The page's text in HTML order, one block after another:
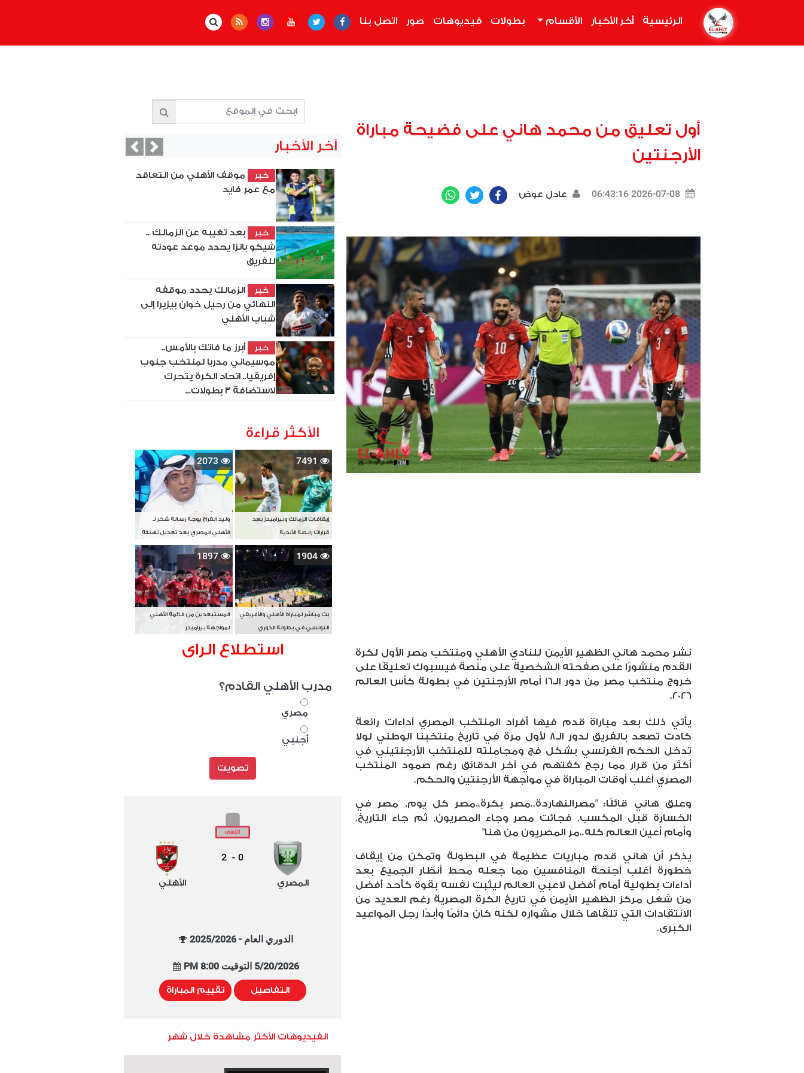
الرئيسية أخر الأخبار الأقسام بطولات فيديوهات صور اتصل بنا
أول تعليق من محمد هاني على فضيحة مباراة
الأرجنتين
2026-07-08 06:43:16 عادل عوض Facebook
Twitter
نشر محمد هاني الظهير الأيمن للنادي الأهلي ومنتخب مصر الأول لكرة
القدم منشورًا على صفحته الشخصية على منصة فيسبوك تعليقًا على
خروج منتخب مصر من دور الـ16 أمام الأرجنتين في بطولة كأس العالم
2026.
يأتي ذلك بعد مباراة قدم فيها أفراد المنتخب المصري آداءات رائعة
كادت تصعد بالفريق لدور الـ8 لأول مرة في تاريخ منتخبنا الوطني لولا
تدخل الحكم الفرنسي بشكل فج ومجاملته للمنتخب الأرجنتيني في
أكثر من قرار مما رجح كفتهم في آخر الدقائق رغم صمود المنتخب
المصري أغلب أوقات المباراة في مواجهة الأرجنتين والحكم.
وعلق هاني قائلًا: "مصرالنهاردة..مصر بكرة..مصر كل يوم, مصر في
الخسارة قبل المكسب, فجائت مصر وجاء المصريون, ثم جاء التاريخ,
وأمام أعين العالم كله..مر المصريون من هنا"
يذكر أن هاني قدم مباريات عظيمة في البطولة وتمكن من إيقاف
خطورة أغلب أجنحة المنافسين مما جعله محط أنظار الجميع بعد
آداءات بطولية أمام أفضل لاعبي العالم ليثبت نفسه بقوة كأحد أفضل
من شغل مركز الظهير الأيمن في تاريخ الكرة المصرية رغم العديد من
الانتقادات التي تلقاها خلال مشواره لكنه كان دائمًا وأبدًا رجل المواعيد
الكبرى.
آخر الأخبار
خبر
موقف الأهلي من التعاقد
مع عمر فايد
خبر
بعد تغيبه عن الزمالك ..
شيكو بانزا يحدد موعد عودته
للفريق
خبر
الزمالك يحدد موقفه
النهائي من رحيل خوان بيزيرا إلى
شباب الأهلي
خبر
أبرز ما فاتك بالأمس..
موسيماني مدربا لمنتخب جنوب
إفريقيا.. اتحاد الكرة يتحرك
لاستضافة 3 بطولات...
PreviousNext
الأكثر قراءة
7491
إيقافات الزمالك وبيراميدز بعد
قرارات رابطة الأندية
2073
وليد الفراج يوجه رسالة شكر لـ
الأهلي المصري بعد تعديل تهنئة
بطل آسيا
1904
بث مباشر لمباراة الأهلي والأفريقي
التونسي في بطولة الدوري
1897
المستبعدين من قائمة الأهلي
لمواجهة بيراميدز
استطلاع الراى
مدرب الأهلي القادم؟
مصري
أجنبي
تصويت
المصري
0
-
2
الأهلي
الدوري العام - 2025/2026
5/20/2026 التوقيت 8:00 PM
التفاصيل تقييم المباراة
الفيديوهات الأكثر مشاهدة خلال شهر